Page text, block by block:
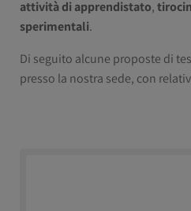
attività di apprendistato,
sperimentali.
Di seguito alcune proposte di
presso la nostra sede, con